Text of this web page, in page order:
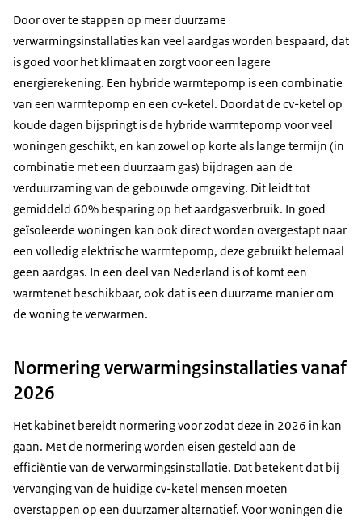
Door over te stappen op meer duurzame
verwarmingsinstallaties kan veel aardgas worden bespaard, dat
is goed voor het klimaat en zorgt voor een lagere
energierekening. Een hybride warmtepomp is een combinatie
van een warmtepomp en een cv-ketel. Doordat de cv-ketel op
koude dagen bijspringt is de hybride warmtepomp voor veel
woningen geschikt, en kan zowel op korte als lange termijn (in
combinatie met een duurzaam gas) bijdragen aan de
verduurzaming van de gebouwde omgeving. Dit leidt tot
gemiddeld 60% besparing op het aardgasverbruik. In goed
geïsoleerde woningen kan ook direct worden overgestapt naar
een volledig elektrische warmtepomp, deze gebruikt helemaal
geen aardgas. In een deel van Nederland is of komt een
warmtenet beschikbaar, ook dat is een duurzame manier om
de woning te verwarmen.
Normering verwarmingsinstallaties vanaf
2026
Het kabinet bereidt normering voor zodat deze in 2026 in kan
gaan. Met de normering worden eisen gesteld aan de
efficiëntie van de verwarmingsinstallatie. Dat betekent dat bij
vervanging van de huidige cv-ketel mensen moeten
overstappen op een duurzamer alternatief. Voor woningen die